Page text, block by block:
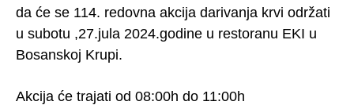
da će se 114. redovna akcija darivanja krvi održati
u subotu ,27.jula 2024.godine u restoranu EKI u
Bosanskoj Krupi.
Akcija će trajati od 08:00h do 11:00h